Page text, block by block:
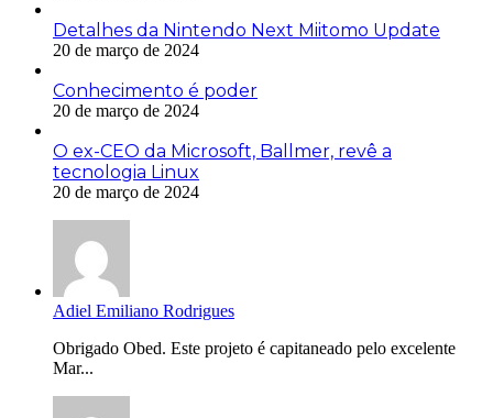
Detalhes da Nintendo Next Miitomo Update
20 de março de 2024
Conhecimento é poder
20 de março de 2024
O ex-CEO da Microsoft, Ballmer, revê a
tecnologia Linux
20 de março de 2024
Adiel Emiliano Rodrigues
Obrigado Obed. Este projeto é capitaneado pelo excelente
Mar...